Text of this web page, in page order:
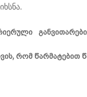
რომ წარმატებით